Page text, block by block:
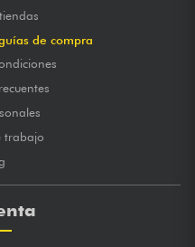
de compra
trabajo